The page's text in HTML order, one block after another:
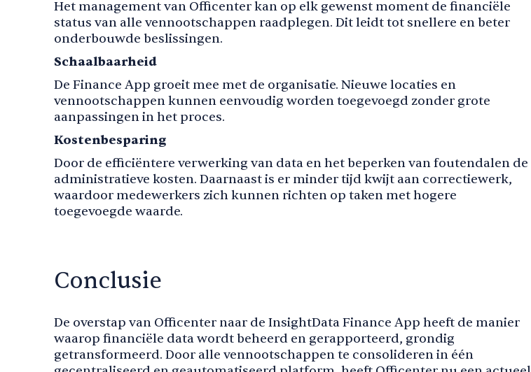
Het management van Officenter kan op elk gewenst moment de financiële
status van alle vennootschappen raadplegen. Dit leidt tot snellere en beter
onderbouwde beslissingen.
Schaalbaarheid
De Finance App groeit mee met de organisatie. Nieuwe locaties en
vennootschappen kunnen eenvoudig worden toegevoegd zonder grote
aanpassingen in het proces.
Kostenbesparing
Door de efficiëntere verwerking van data en het beperken van foutendalen de
administratieve kosten. Daarnaast is er minder tijd kwijt aan correctiewerk,
waardoor medewerkers zich kunnen richten op taken met hogere
toegevoegde waarde.
Conclusie
De overstap van Officenter naar de InsightData Finance App heeft de manier
waarop financiële data wordt beheerd en gerapporteerd, grondig
getransformeerd. Door alle vennootschappen te consolideren in één